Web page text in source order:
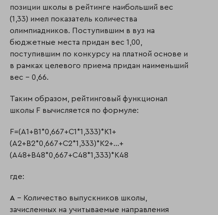
позиции школы в рейтинге наибольший вес
(1,33) имел показатель количества
олимпиадников. Поступившим в вуз на
бюджетные места придан вес 1,00,
поступившим по конкурсу на платной основе и
в рамках целевого приема придан наименьший
вес – 0,66.
Таким образом, рейтинговый функционал
школы F вычисляется по формуле:
F=(A1+B1*0,667+C1*1,333)*K1+
(A2+B2*0,667+C2*1,333)*K2+…+
(A48+B48*0,667+C48*1,333)*K48
где:
A – Количество выпускников школы,
зачисленных на учитываемые направления